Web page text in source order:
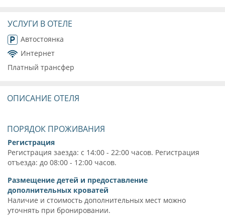
УСЛУГИ В ОТЕЛЕ
Автостоянка
Интернет
Платный трансфер
ОПИСАНИЕ ОТЕЛЯ
ПОРЯДОК ПРОЖИВАНИЯ
Регистрация
Регистрация заезда: с 14:00 - 22:00 часов. Регистрация
отъезда: до 08:00 - 12:00 часов.
Размещение детей и предоставление
дополнительных кроватей
Наличие и стоимость дополнительных мест можно
уточнять при бронировании.